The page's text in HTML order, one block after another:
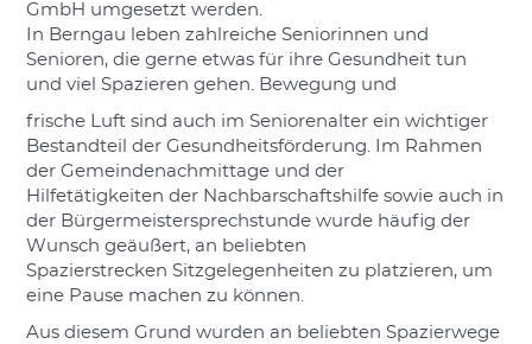
GmbH umgesetzt werden.
In Berngau leben zahlreiche Seniorinnen und
Senioren, die gerne etwas für ihre Gesundheit tun
und viel Spazieren gehen. Bewegung und
frische Luft sind auch im Seniorenalter ein wichtiger
Bestandteil der Gesundheitsförderung. Im Rahmen
der Gemeindenachmittage und der
Hilfetätigkeiten der Nachbarschaftshilfe sowie auch in
der Bürgermeistersprechstunde wurde häufig der
Wunsch geäußert, an beliebten
Spazierstrecken Sitzgelegenheiten zu platzieren, um
eine Pause machen zu können.
Aus diesem Grund wurden an beliebten Spazierwege